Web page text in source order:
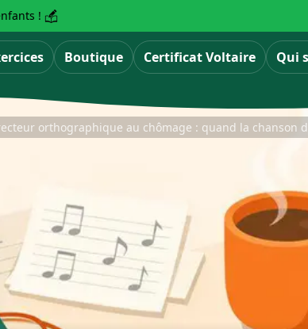
!
Boutique Certificat Voltaire Qui
orthographique au chômage : quand la chanson